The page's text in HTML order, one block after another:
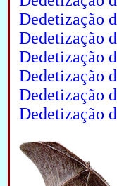
Dedetização
Dedetização
Dedetização
Dedetização
Dedetização
Dedetização